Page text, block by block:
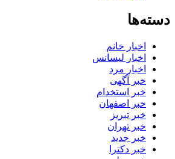
دسته‌ها
اخبار خانم
اخبار لیسانس
اخبار مرد
خبر آگهی
خبر استخدام
خبر اصفهان
خبر تبریز
خبر تهران
خبر جدید
خبر دکترا